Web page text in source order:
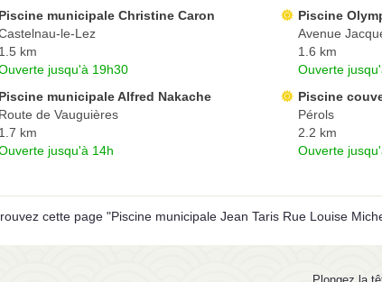
Piscine municipale Christine Caron
le-Lez
1.5 km
jusqu'à 19h30
Piscine
Avenue
1.6 km
Ouverte
Piscine municipale Alfred Nakache
Route de Vauguières
1.7 km
jusqu'à 14h
Piscine
Pérols
2.2 km
Ouverte
cette page "Piscine municipale Jean Taris Rue Louise